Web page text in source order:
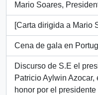
Mario Soares,
[Carta dirigida a Mario
Cena de gala en
Discurso de S.E el
Patricio Aylwin
honor por el